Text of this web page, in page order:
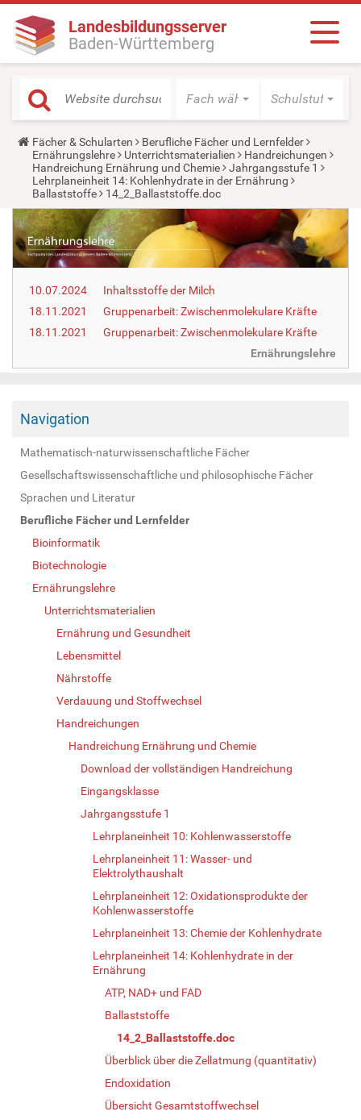
Landesbildungsserver
Baden-Württemberg
Fach wählen Schulstufe
Y
o
u
a
r
e
h
e
r
e
:
Fächer & Schularten
Berufliche Fächer und Lernfelder
Ernährungslehre
Unterrichtsmaterialien
Handreichungen
Handreichung Ernährung und Chemie
Jahrgangsstufe 1
Lehrplaneinheit 14: Kohlenhydrate in der Ernährung
Ballaststoffe
14_2_Ballaststoffe.doc
10.07.2024
Inhaltsstoffe der Milch
18.11.2021
Gruppenarbeit: Zwischenmolekulare Kräfte
18.11.2021
Gruppenarbeit: Zwischenmolekulare Kräfte
Ernährungslehre
Navigation
Mathematisch-naturwissenschaftliche Fächer
Gesellschaftswissenschaftliche und philosophische Fächer
Sprachen und Literatur
Berufliche Fächer und Lernfelder
Bioinformatik
Biotechnologie
Ernährungslehre
Unterrichtsmaterialien
Ernährung und Gesundheit
Lebensmittel
Nährstoffe
Verdauung und Stoffwechsel
Handreichungen
Handreichung Ernährung und Chemie
Download der vollständigen Handreichung
Eingangsklasse
Jahrgangsstufe 1
Lehrplaneinheit 10: Kohlenwasserstoffe
Lehrplaneinheit 11: Wasser- und
Elektrolythaushalt
Lehrplaneinheit 12: Oxidationsprodukte der
Kohlenwasserstoffe
Lehrplaneinheit 13: Chemie der Kohlenhydrate
Lehrplaneinheit 14: Kohlenhydrate in der
Ernährung
ATP, NAD+ und FAD
Ballaststoffe
14_2_Ballaststoffe.doc
Überblick über die Zellatmung (quantitativ)
Endoxidation
Übersicht Gesamtstoffwechsel